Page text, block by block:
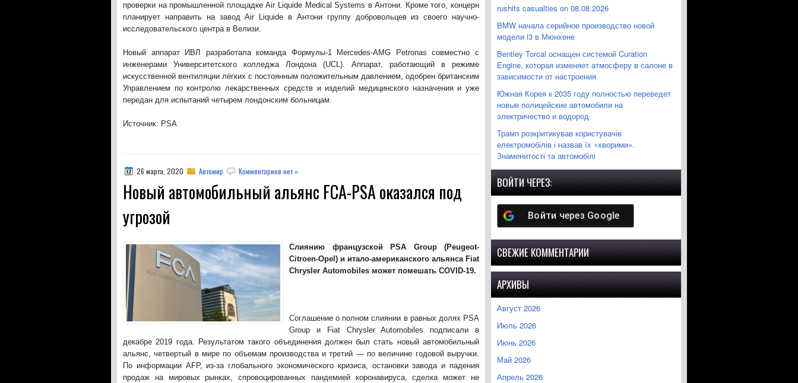
проверки на промышленной площадке Air Liquide Medical Systems в Антони. Кроме того, концерн
планирует направить на завод Air Liquide в Антони группу добровольцев из своего научно-
исследовательского центра в Велизи.
Новый аппарат ИВЛ разработала команда Формулы-1 Mercedes-AMG Petronas совместно с
инженерами Университетского колледжа Лондона (UCL). Аппарат, работающий в режиме
искусственной вентиляции лёгких с постоянным положительным давлением, одобрен британским
Управлением по контролю лекарственных средств и изделий медицинского назначения и уже
передан для испытаний четырем лондонским больницам.
Источник: PSA
26 марта, 2020 Автомир Комментариев нет »
Новый автомобильный альянс FCA-PSA оказался под
угрозой
Слиянию французской PSA Group (Peugeot-
Citroen-Opel) и итало-американского альянса Fiat
Chrysler Automobiles может помешать COVID-19.
Соглашение о полном слиянии в равных долях PSA
Group и Fiat Chrysler Automobiles подписали в
декабре 2019 года. Результатом такого объединения должен был стать новый автомобильный
альянс, четвертый в мире по объемам производства и третий — по величине годовой выручки.
По информации AFP, из-за глобального экономического кризиса, остановки завода и падения
продаж на мировых рынках, спровоцированных пандемией коронавируса, сделка может не
rushits casualties on 08.08.2026
BMW начала серийное производство новой
модели i3 в Мюнхене
Bentley Torcal оснащен системой Curation
Engine, которая изменяет атмосферу в салоне в
зависимости от настроения
Южная Корея к 2035 году полностью переведет
новые полицейские автомобили на
электричество и водород
Трамп розкритикував користувачів
електромобілів і назвав їх «хворими».
Знаменитості та автомобілі
ВОЙТИ ЧЕРЕЗ:
Войти через Google
СВЕЖИЕ КОММЕНТАРИИ
АРХИВЫ
Август 2026
Июль 2026
Июнь 2026
Май 2026
Апрель 2026